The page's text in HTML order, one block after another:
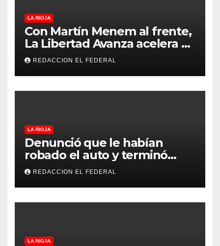
LA RIOJA
Con Martín Menem al frente,
La Libertad Avanza acelera su
despliegue en La Rioja y
desembarcó en Aimogasta
REDACCION EL FEDERAL
LA RIOJA
Denunció que le habían
robado el auto y terminó
confesando que su hermano
lo empeñó por drogas
REDACCION EL FEDERAL
LA RIOJA